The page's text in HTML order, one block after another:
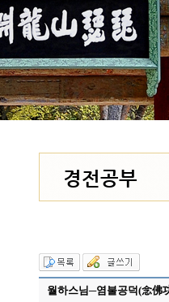
경전공부
월하스님─염불공덕(念佛